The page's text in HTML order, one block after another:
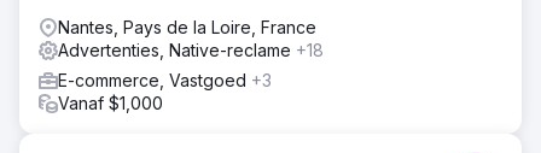
Nantes, Pays de la Loire, France
Advertenties, Native-reclame +18
E-commerce, Vastgoed +3
Vanaf $1,000